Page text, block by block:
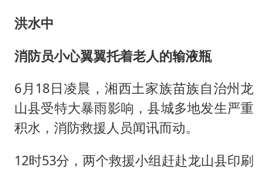
洪水中
消防员小心翼翼托着老人的输液瓶
6月18日凌晨，湘西土家族苗族自治州龙
山县受特大暴雨影响，县城多地发生严重
积水，消防救援人员闻讯而动。
12时53分，两个救援小组赶赴龙山县印刷